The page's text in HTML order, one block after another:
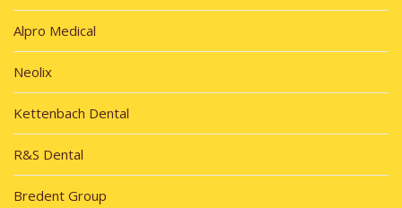
Alpro Medical
Neolix
Kettenbach Dental
R&S Dental
Bredent Group